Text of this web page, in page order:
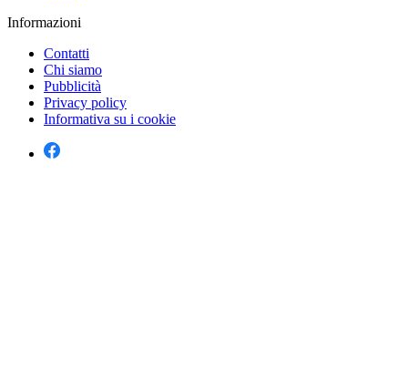
Informazioni
Contatti
Chi siamo
Pubblicità
Privacy policy
Informativa su i cookie